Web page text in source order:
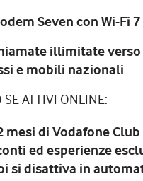
Seven con Wi-Fi 7
illimitate
e mobili nazionali
SE ATTIVI ONLINE:
mesi di Vodafone Club
ed esperienze
si disattiva in